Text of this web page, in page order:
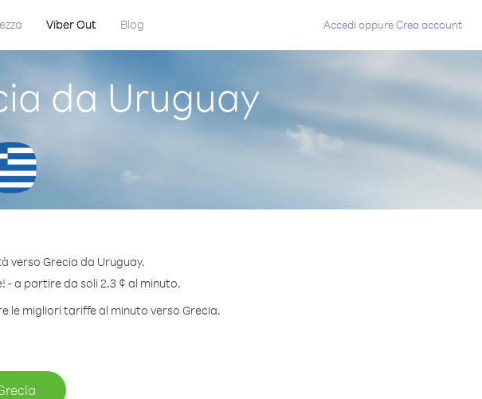
Viber Out Blog Accedi oppureCrea account
da Uruguay
verso Grecia da Uruguay.
- a partire da soli 2.3 ¢ al minuto.
le migliori tariffe al minuto verso Grecia.